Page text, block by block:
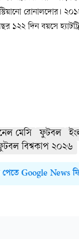
রোনালদোর।
১২২ দিন বয়সে
মেসি ফুটবল
বিশ্বকাপ ২০২৬
পেতে Google News